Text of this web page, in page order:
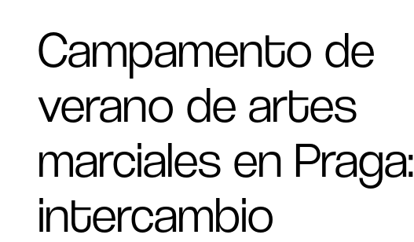
Campamento de
verano de artes
marciales en Praga:
intercambio